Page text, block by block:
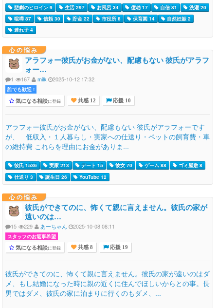
悲劇のヒロイン 9
生活 297 お風呂 34 億劫 17 自信 81
洗濯 20
喧嘩 87
信頼 30 貯金 22 市役所 8 保育園 14
自然妊娠 2
連れ子 4
心の悩み
アラフォー彼氏がお金がない、配慮もない 彼氏がアラフ
ォー…
1 167 milk 2025-10-12 17:32
誰でも歓迎 !
気になる相談に登録 共感 12 応援 10
アラフォー彼氏がお金がない、配慮もない 彼氏がアラフォーです
が、 低収入・１人暮らし・実家への仕送り・ペットの飼育費・車
の維持費 これらを理由にお金がありま...
彼氏 1536 実家 213 デート 15 彼女 70 ゲーム 88
ゴミ屋敷 8
仕送り 3
誕生日 26 YouTube 12
心の悩み
彼氏ができてのに、怖くて親に言えません。彼氏の家が
遠いのは…
15 229 あーちゃん 2025-10-08 08:11
スタッフのお返事希望
気になる相談に登録 共感 8 応援 19
彼氏ができてのに、怖くて親に言えません。彼氏の家が遠いのはダ
メ、もし結婚になった時に親の近くに住んでほしいからとの事。長
男ではダメ、彼氏の家に泊まりに行くのもダメ、...